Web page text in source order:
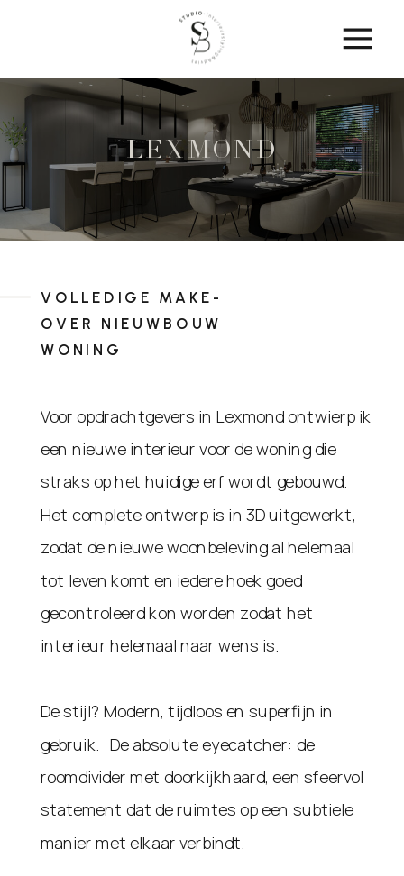
lexmond
VOLLEDIGE MAKE-
OVER NIEUWBOUW
WONING
Voor opdrachtgevers in Lexmond ontwierp ik
een nieuwe interieur voor de woning die
straks op het huidige erf wordt gebouwd.
Het complete ontwerp is in 3D uitgewerkt,
zodat de nieuwe woonbeleving al helemaal
tot leven komt en iedere hoek goed
gecontroleerd kon worden zodat het
interieur helemaal naar wens is.
De stijl? Modern, tijdloos en superfijn in
gebruik. De absolute eyecatcher: de
roomdivider met doorkijkhaard, een sfeervol
statement dat de ruimtes op een subtiele
manier met elkaar verbindt.